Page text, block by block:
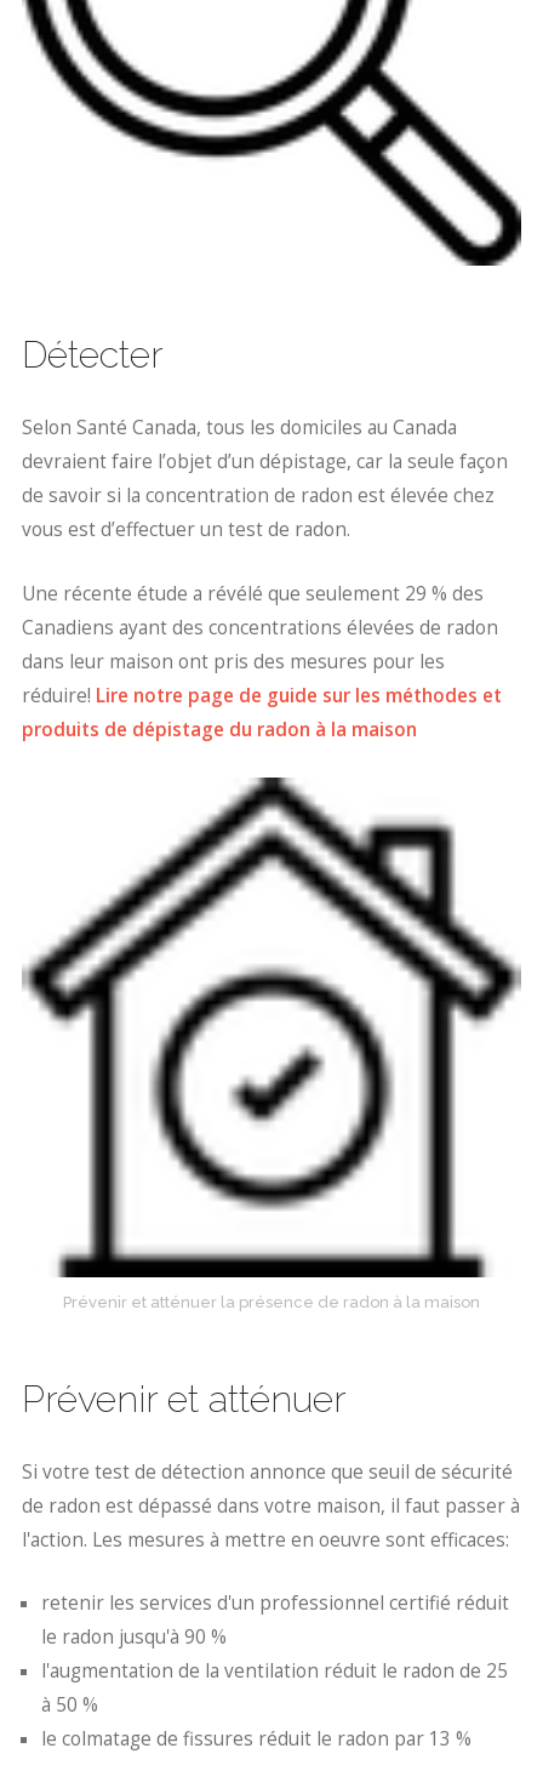
Détecter
Selon Santé Canada, tous les domiciles au Canada
devraient faire l’objet d’un dépistage, car la seule façon
de savoir si la concentration de radon est élevée chez
vous est d’effectuer un test de radon.
Une récente étude a révélé que seulement 29 % des
Canadiens ayant des concentrations élevées de radon
dans leur maison ont pris des mesures pour les
réduire! Lire notre page de guide sur les méthodes et
produits de dépistage du radon à la maison
Prévenir et atténuer la présence de radon à la maison
Prévenir et atténuer
Si votre test de détection annonce que seuil de sécurité
de radon est dépassé dans votre maison, il faut passer à
l'action. Les mesures à mettre en oeuvre sont efficaces:
retenir les services d'un professionnel certifié réduit
le radon jusqu'à 90 %
l'augmentation de la ventilation réduit le radon de 25
à 50 %
le colmatage de fissures réduit le radon par 13 %